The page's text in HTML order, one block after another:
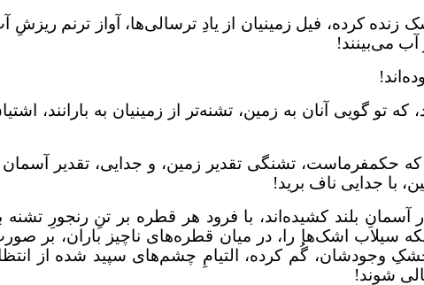
کرده، فیل زمینیان از یادِ ترسالی‌ها، آواز ترنم ریزشِ
می‌بینند!
گویی آنان به زمین، تشنه‌تر از زمینیان به بارانند،
حکمفرماست، تشنگی تقدیر زمین، و جدایی، تقدیر آسمان
با جدایی ناف برید!
بلند کشیده‌اند، با فرود هر قطره بر تنِ رنجورِ تشنه
سیلاب اشک‌ها را، در میان قطره‌های ناچیز باران، بر
وجودشان، گُم کرده، التیامِ چشم‌های سپید شده از
شوند!